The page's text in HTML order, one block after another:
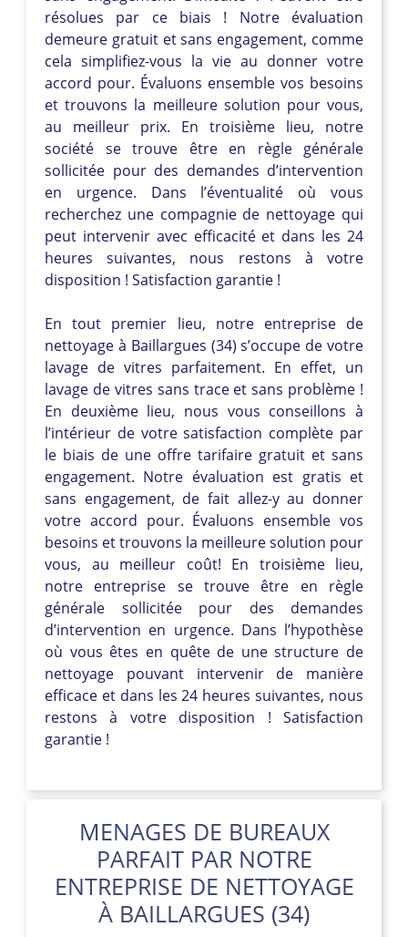
résolues par ce biais ! Notre évaluation
demeure gratuit et sans engagement, comme
cela simplifiez-vous la vie au donner votre
accord pour. Évaluons ensemble vos besoins
et trouvons la meilleure solution pour vous,
au meilleur prix. En troisième lieu, notre
société se trouve être en règle générale
sollicitée pour des demandes d’intervention
en urgence. Dans l’éventualité où vous
recherchez une compagnie de nettoyage qui
peut intervenir avec efficacité et dans les 24
heures suivantes, nous restons à votre
disposition ! Satisfaction garantie !
En tout premier lieu, notre entreprise de
nettoyage à Baillargues (34) s’occupe de votre
lavage de vitres parfaitement. En effet, un
lavage de vitres sans trace et sans problème !
En deuxième lieu, nous vous conseillons à
l’intérieur de votre satisfaction complète par
le biais de une offre tarifaire gratuit et sans
engagement. Notre évaluation est gratis et
sans engagement, de fait allez-y au donner
votre accord pour. Évaluons ensemble vos
besoins et trouvons la meilleure solution pour
vous, au meilleur coût! En troisième lieu,
notre entreprise se trouve être en règle
générale sollicitée pour des demandes
d’intervention en urgence. Dans l’hypothèse
où vous êtes en quête de une structure de
nettoyage pouvant intervenir de manière
efficace et dans les 24 heures suivantes, nous
restons à votre disposition ! Satisfaction
garantie !
MENAGES DE BUREAUX
PARFAIT PAR NOTRE
ENTREPRISE DE NETTOYAGE
À BAILLARGUES (34)